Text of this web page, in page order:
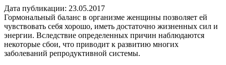
Дата публикации: 23.05.2017
Гормональный баланс в организме женщины позволяет ей
чувствовать себя хорошо, иметь достаточно жизненных сил и
энергии. Вследствие определенных причин наблюдаются
некоторые сбои, что приводит к развитию многих
заболеваний репродуктивной системы.